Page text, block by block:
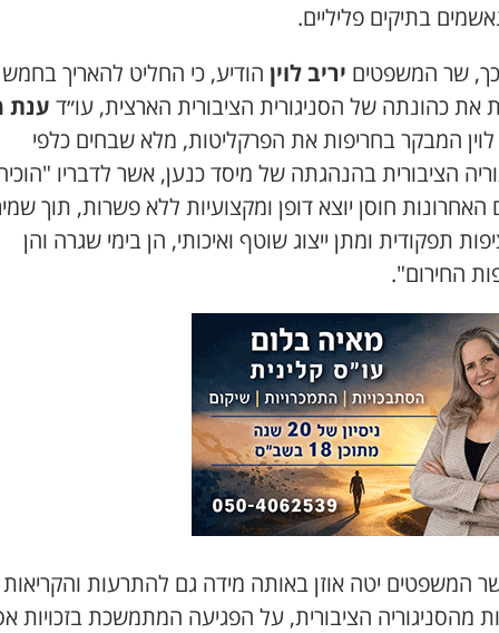
בתיקים פליליים.
שר המשפטים יריב לוין הודיע, כי החליט להאריך
את כהונתה של הסניגורית הציבורית הארצית, עו״ד ענת
המבקר בחריפות את הפרקליטות, מלא שבחים כלפי
הציבורית בהנהגתה של מיסד כנען, אשר לדבריו
האחרונות חוסן יוצא דופן ומקצועיות ללא פשרות, תוך
תפקודית ומתן ייצוג שוטף ואיכותי, הן בימי שגרה והן
החירום".
המשפטים יטה אוזן באותה מידה גם להתרעות והקריאות
מהסניגוריה הציבורית, על הפגיעה המתמשכת בזכויות